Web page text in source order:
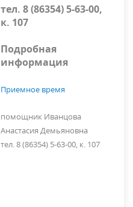
тел. 8 (86354) 5-63-00,
к. 107
Подробная
информация
Приемное время
помощник Иванцова
Анастасия Демьяновна
тел. 8 (86354) 5-63-00, к. 107